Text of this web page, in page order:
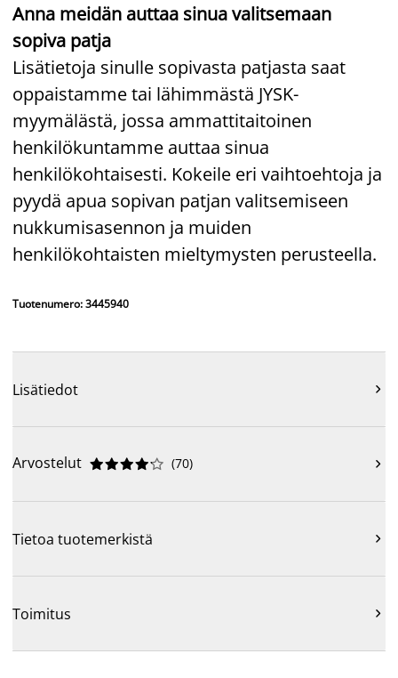
Anna meidän auttaa sinua valitsemaan
sopiva patja
Lisätietoja sinulle sopivasta patjasta saat
oppaistamme tai lähimmästä JYSK-
myymälästä, jossa ammattitaitoinen
henkilökuntamme auttaa sinua
henkilökohtaisesti. Kokeile eri vaihtoehtoja ja
pyydä apua sopivan patjan valitsemiseen
nukkumisasennon ja muiden
henkilökohtaisten mieltymysten perusteella.
Tuotenumero: 3445940
Lisätiedot 
Arvostelut 




 (70) 
Tietoa tuotemerkistä 
Toimitus 